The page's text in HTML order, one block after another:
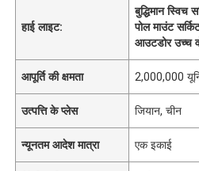
हाई लाइट:
बुद्धिमान स्विच
पोल माउंट
आउटडोर उच्च
आपूर्ति की क्षमता 2,000,000
उत्पत्ति के प्लेस जियान, चीन
न्यूनतम आदेश मात्रा एक इकाई